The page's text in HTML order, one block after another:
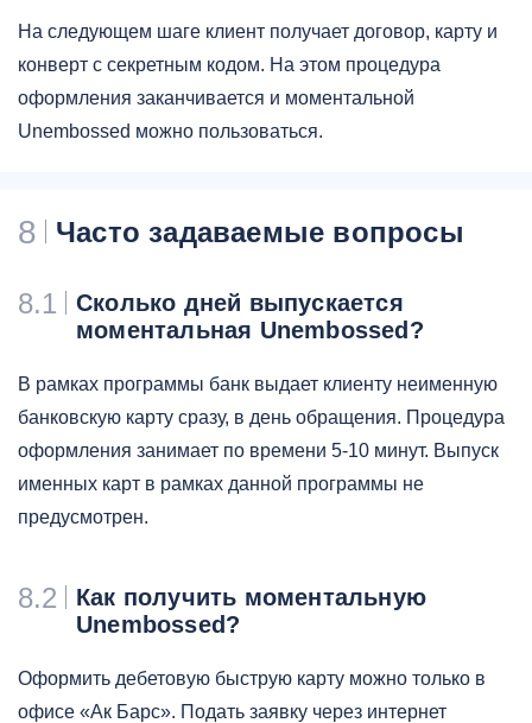
На следующем шаге клиент получает договор, карту и
конверт с секретным кодом. На этом процедура
оформления заканчивается и моментальной
Unembossed можно пользоваться.
8 Часто задаваемые вопросы
8.1
Сколько дней выпускается
моментальная Unembossed?
В рамках программы банк выдает клиенту неименную
банковскую карту сразу, в день обращения. Процедура
оформления занимает по времени 5-10 минут. Выпуск
именных карт в рамках данной программы не
предусмотрен.
8.2
Как получить моментальную
Unembossed?
Оформить дебетовую быструю карту можно только в
офисе «Ак Барс». Подать заявку через интернет